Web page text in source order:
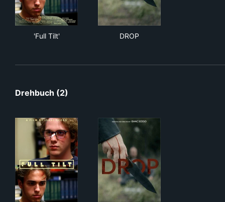
'Full Tilt' DROP
Drehbuch (2)